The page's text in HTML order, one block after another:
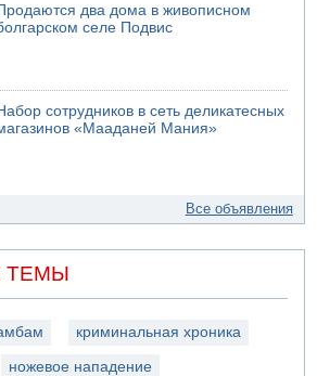
два дома в живописном
селе Подвис
сотрудников в сеть деликатесных
«Мааданей Мания»
Все объявления
ТЕМЫ
криминальная хроника
ножевое нападение